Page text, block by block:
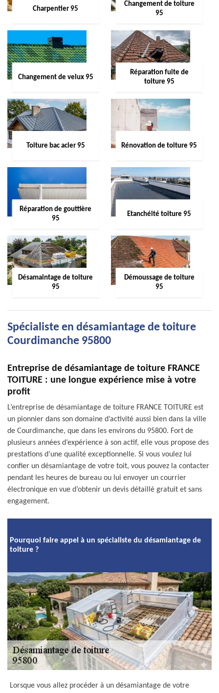
Charpentier 95
Changement de toiture
95
Changement de velux 95
Réparation fuite de
toiture 95
Toiture bac acier 95 Rénovation de toiture 95
Réparation de gouttière
95
Etanchéité toiture 95
Désamaintage de toiture
95
Démoussage de toiture
95
Spécialiste en désamiantage de toiture
Courdimanche 95800
Entreprise de désamiantage de toiture FRANCE
TOITURE : une longue expérience mise à votre
profit
L’entreprise de désamiantage de toiture FRANCE TOITURE est
un pionnier dans son domaine d’activité aussi bien dans la ville
de Courdimanche, que dans les environs du 95800. Fort de
plusieurs années d’expérience à son actif, elle vous propose des
prestations d’une qualité exceptionnelle. Si vous voulez lui
confier un désamiantage de votre toit, vous pouvez la contacter
pendant les heures de bureau ou lui envoyer un courrier
électronique en vue d’obtenir un devis détaillé gratuit et sans
engagement.
Pourquoi faire appel à un spécialiste du désamiantage de
toiture ?
Lorsque vous allez procéder à un désamiantage de votre